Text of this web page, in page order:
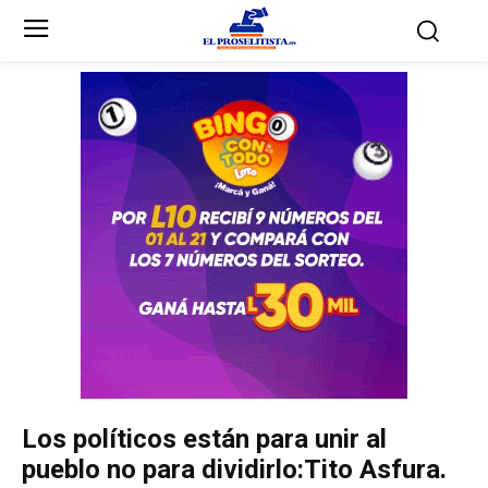
Partidos Políticos
Partido Liberal
Unificación Democrática
Anticorrupción
Partidos Políticos
Partido Liberal
Unificación Democrática
Anticorrupción
Los políticos están para unir al
pueblo no para dividirlo:Tito Asfura.